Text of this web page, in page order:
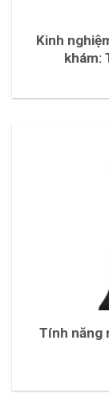
Kinh
khám:
Tính năng